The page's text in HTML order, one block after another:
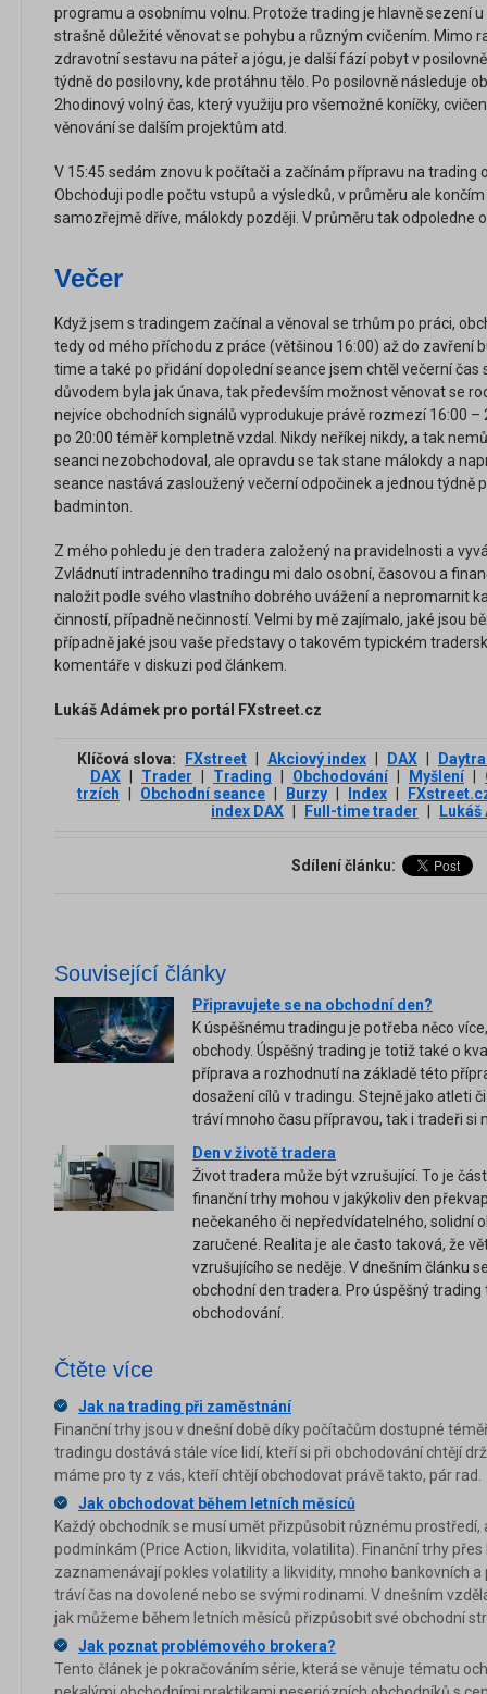
programu a osobnímu volnu. Protože trading je hlavně sezení
strašně důležité věnovat se pohybu a různým cvičením. Mimo
zdravotní sestavu na páteř a jógu, je další fází pobyt v
týdně do posilovny, kde protáhnu tělo. Po posilovně následuje
2hodinový volný čas, který využiju pro všemožné koníčky,
věnování se dalším projektům atd.
V 15:45 sedám znovu k počítači a začínám přípravu na trading
Obchoduji podle počtu vstupů a výsledků, v průměru ale
samozřejmě dříve, málokdy později. V průměru tak odpoledne
Večer
Když jsem s tradingem začínal a věnoval se trhům po práci,
tedy od mého příchodu z práce (většinou 16:00) až do zavření
time a také po přidání dopolední seance jsem chtěl večerní
důvodem byla jak únava, tak především možnost věnovat se
nejvíce obchodních signálů vyprodukuje právě rozmezí 16:00
po 20:00 téměř kompletně vzdal. Nikdy neříkej nikdy, a tak
seanci nezobchodoval, ale opravdu se tak stane málokdy a
seance nastává zasloužený večerní odpočinek a jednou týdně
badminton.
Z mého pohledu je den tradera založený na pravidelnosti a
Zvládnutí intradenního tradingu mi dalo osobní, časovou a
naložit podle svého vlastního dobrého uvážení a nepromarnit
činností, případně nečinností. Velmi by mě zajímalo, jaké jsou
případně jaké jsou vaše představy o takovém typickém
komentáře v diskuzi pod článkem.
Lukáš Adámek pro portál FXstreet.cz
Klíčová slova: FXstreet Akciový index DAX
DAX
Trader Trading Obchodování Myšlení
trzích
Obchodní seance Burzy Index
index DAX
Full-time trader
Sdílení článku:
Související články
Připravujete se na obchodní den?
K úspěšnému tradingu je potřeba něco
obchody. Úspěšný trading je totiž také o
příprava a rozhodnutí na základě této
dosažení cílů v tradingu. Stejně jako atleti
tráví mnoho času přípravou, tak i tradeři si
Den v životě tradera
Život tradera může být vzrušující. To je
finanční trhy mohou v jakýkoliv den
nečekaného či nepředvídatelného, solidní
zaručené. Realita je ale často taková, že
vzrušujícího se neděje. V dnešním článku
obchodní den tradera. Pro úspěšný
obchodování.
Čtěte více
Jak na trading při zaměstnání
Finanční trhy jsou v dnešní době díky počítačům dostupné
tradingu dostává stále více lidí, kteří si při obchodování chtějí
máme pro ty z vás, kteří chtějí obchodovat právě takto, pár rad.
Jak obchodovat během letních měsíců
Každý obchodník se musí umět přizpůsobit různému
podmínkám (Price Action, likvidita, volatilita). Finanční trhy
zaznamenávají pokles volatility a likvidity, mnoho bankovních
tráví čas na dovolené nebo se svými rodinami. V dnešním
jak můžeme během letních měsíců přizpůsobit své obchodní
Jak poznat problémového brokera?
Tento článek je pokračováním série, která se věnuje tématu